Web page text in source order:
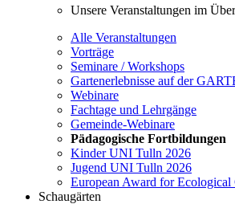
Unsere Veranstaltungen im
Alle Veranstaltungen
Vorträge
Seminare / Workshops
Gartenerlebnisse auf der
Webinare
Fachtage und Lehrgänge
Gemeinde-Webinare
Pädagogische Fortbildungen
Kinder UNI Tulln 2026
Jugend UNI Tulln 2026
European Award for Ecological
Schaugärten